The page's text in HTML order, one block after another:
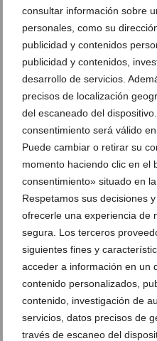
consultar información sobre
personales, como su
publicidad y contenidos
publicidad y contenidos,
desarrollo de servicios.
precisos de localización
del escaneado del
consentimiento será válido
Puede cambiar o retirar su
momento haciendo clic en el
consentimiento» situado en
Respetamos sus decisiones
ofrecerle una experiencia de
segura. Los terceros
siguientes fines y
acceder a información en un
contenido personalizados,
contenido, investigación de
servicios, datos precisos de
través de escaneo del
Newsletter